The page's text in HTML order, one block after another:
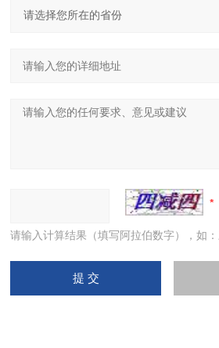
请输入计算结果（填写阿拉伯数字），如